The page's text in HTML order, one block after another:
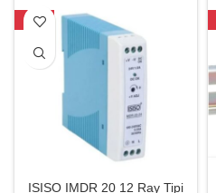
-17%
ISISO IMDR 20 12 Ray Tipi